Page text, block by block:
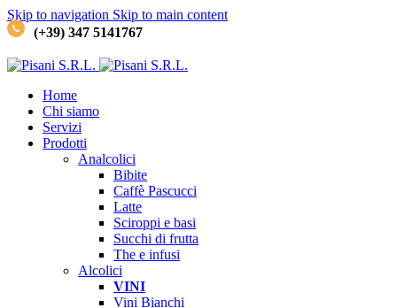
Skip to navigation Skip to main content
(+39) 347 5141767
Home
Chi siamo
Servizi
Prodotti
Analcolici
Bibite
Caffè Pascucci
Latte
Sciroppi e basi
Succhi di frutta
The e infusi
Alcolici
VINI
Vini Bianchi